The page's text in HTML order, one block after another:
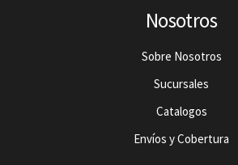
Nosotros
Sobre Nosotros
Sucursales
Catalogos
Envíos y Cobertura